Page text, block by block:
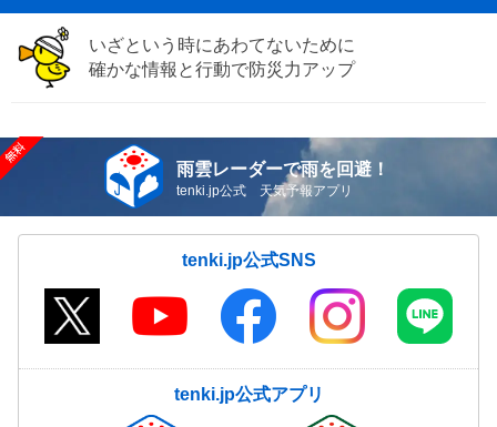
いざという時にあわてないために
確かな情報と行動で防災力アップ
雨雲レーダーで雨を回避！
tenki.jp公式 天気予報アプリ
tenki.jp公式SNS
tenki.jp公式アプリ